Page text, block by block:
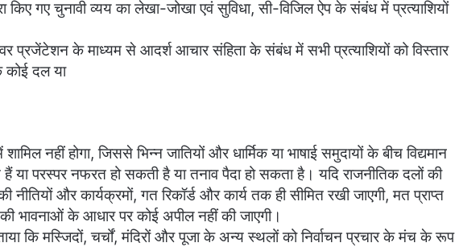
किए गए चुनावी व्यय का लेखा-जोखा एवं सुविधा, सी-विजिल ऐप के संबंध में प्रत्याशियों
प्रजेंटेशन के माध्यम से आदर्श आचार संहिता के संबंध में सभी प्रत्याशियों को विस्तार
कोई दल या
शामिल नहीं होगा, जिससे भिन्न जातियों और धार्मिक या भाषाई समुदायों के बीच विद्यमान
परस्पर नफरत हो सकती है या तनाव पैदा हो सकता है। यदि राजनीतिक दलों की
और कार्यक्रमों, गत रिकॉर्ड और कार्य तक ही सीमित रखी जाएगी, मत प्राप्त
भावनाओं के आधार पर कोई अपील नहीं की जाएगी।
कि मस्जिदों, चर्चों, मंदिरों और पूजा के अन्य स्थलों को निर्वाचन प्रचार के मंच के रूप